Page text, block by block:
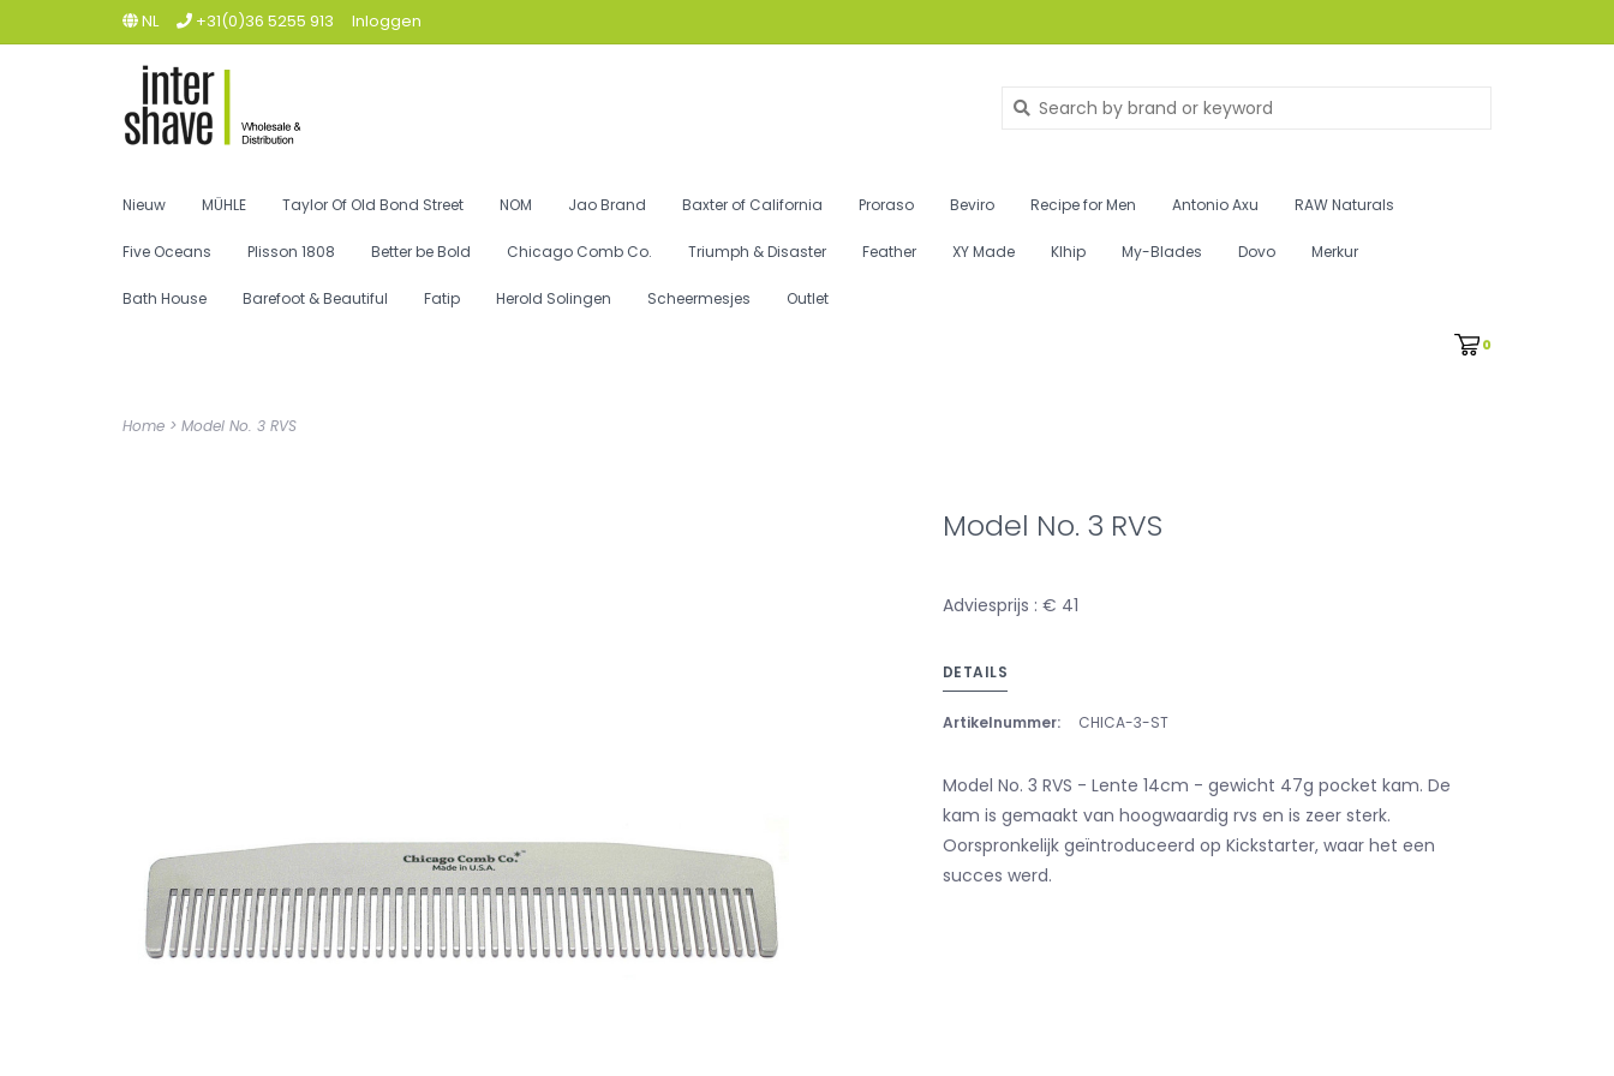
NL +31(0)36 5255 913 Inloggen
Nieuw MÜHLE Taylor Of Old Bond Street NOM Jao Brand Baxter of California Proraso Beviro Recipe for Men Antonio Axu RAW Naturals
Five Oceans Plisson 1808 Better be Bold Chicago Comb Co. Triumph & Disaster Feather XY Made Klhip My-Blades Dovo Merkur
Bath House Barefoot & Beautiful Fatip Herold Solingen Scheermesjes Outlet
0
Home > Model No. 3 RVS
Model No. 3 RVS
Adviesprijs : € 41
DETAILS
Artikelnummer: CHICA-3-ST
Model No. 3 RVS - Lente 14cm - gewicht 47g pocket kam. De
kam is gemaakt van hoogwaardig rvs en is zeer sterk.
Oorspronkelijk geïntroduceerd op Kickstarter, waar het een
succes werd.